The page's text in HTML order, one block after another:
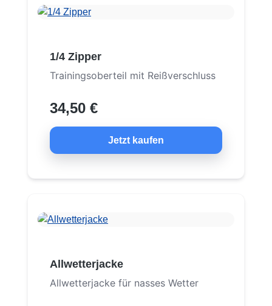
1/4 Zipper
Trainingsoberteil mit Reißverschluss
34,50 €
Jetzt kaufen
Allwetterjacke
Allwetterjacke für nasses Wetter